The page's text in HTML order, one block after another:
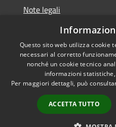
Note legali
Dichiarazione di
Accessibilità
Questo sito web utilizza cookie
necessari al corretto
nonché un cookie tecnico
informazioni
Per maggiori dettagli, può
ACCETTA TUTTO